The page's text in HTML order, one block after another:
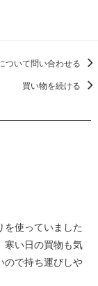
ついて問い合わせる
買い物を続ける
を使っていました
寒い日の買物も気
ので持ち運びしや